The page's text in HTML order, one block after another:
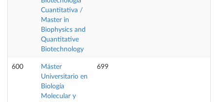
Cuantitativa /
Master in
Biophysics and
Quantitative
Biotechnology
600
Máster
Universitario en
Biología
Molecular y
699